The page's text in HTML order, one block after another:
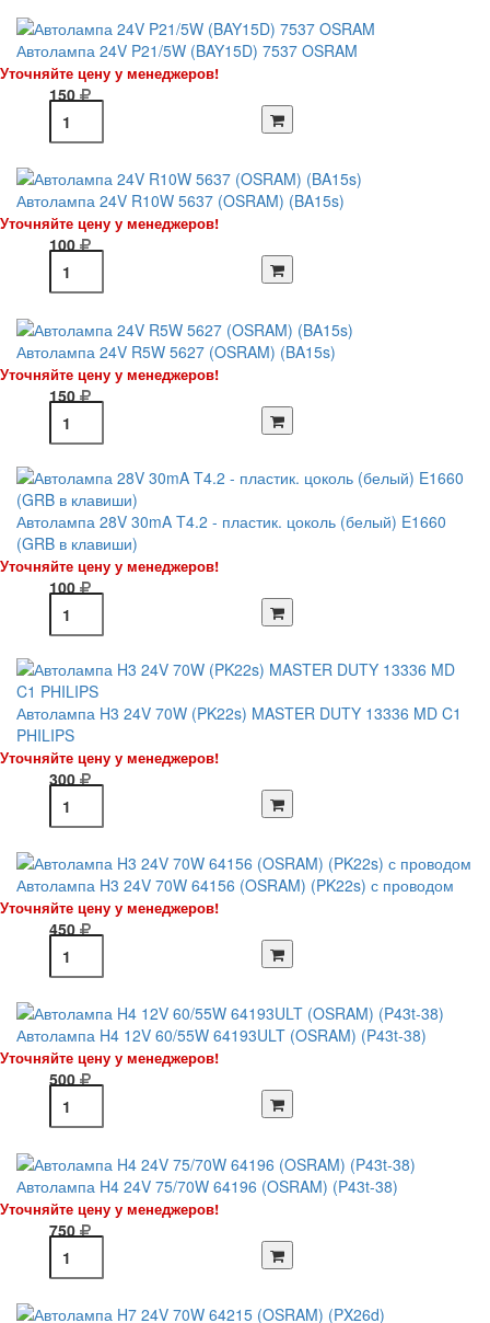
Автолампа 24V P21/5W (BAY15D) 7537 OSRAM
Уточняйте цену у менеджеров!
150
Автолампа 24V R10W 5637 (OSRAM) (BA15s)
Уточняйте цену у менеджеров!
100
Автолампа 24V R5W 5627 (OSRAM) (BA15s)
Уточняйте цену у менеджеров!
150
Автолампа 28V 30mA T4.2 - пластик. цоколь (белый) E1660
(GRB в клавиши)
Уточняйте цену у менеджеров!
100
Автолампа H3 24V 70W (PK22s) MASTER DUTY 13336 MD C1
PHILIPS
Уточняйте цену у менеджеров!
300
Автолампа H3 24V 70W 64156 (OSRAM) (PK22s) с проводом
Уточняйте цену у менеджеров!
450
Автолампа H4 12V 60/55W 64193ULT (OSRAM) (P43t-38)
Уточняйте цену у менеджеров!
500
Автолампа H4 24V 75/70W 64196 (OSRAM) (P43t-38)
Уточняйте цену у менеджеров!
750